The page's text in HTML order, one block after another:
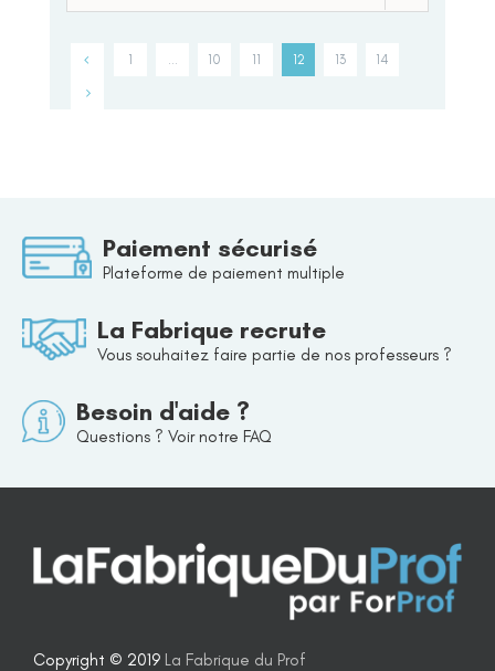
1 … 10 11 12 13 14
Paiement sécurisé
Plateforme de paiement multiple
La Fabrique recrute
Vous souhaitez faire partie de nos professeurs ?
Besoin d'aide ?
Questions ? Voir notre FAQ
Copyright © 2019 La Fabrique du Prof